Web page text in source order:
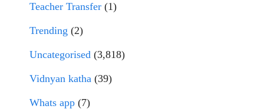
Teacher Transfer (1)
Trending (2)
Uncategorised (3,818)
Vidnyan katha (39)
Whats app (7)